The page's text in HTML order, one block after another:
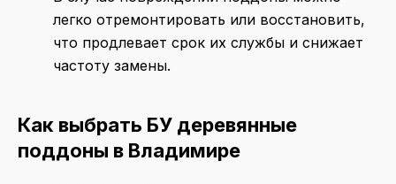
легко отремонтировать или восстановить,
что продлевает срок их службы и снижает
частоту замены.
Как выбрать БУ деревянные
поддоны в Владимире